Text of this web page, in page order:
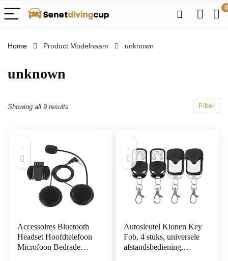
0
Home Product Modelnaam ‎unknown
‎unknown
Filter
Showing all 9 results
Accessoires Bluetooth
Headset Hoofdtelefoon
Microfoon Bedrade
Autosleutel Klonen Key
Fob, 4 stuks, universele
afstandsbediening,